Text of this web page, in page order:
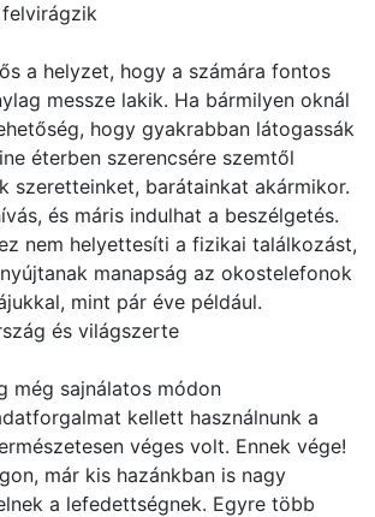
a helyzet, hogy a számára fontos
messze lakik. Ha bármilyen oknál
hogy gyakrabban látogassák
éterben szerencsére szemtől
szeretteinket, barátainkat akármikor.
és máris indulhat a beszélgetés.
nem helyettesíti a fizikai találkozást,
manapság az okostelefonok
mint pár éve például.
és világszerte
még sajnálatos módon
kellett használnunk a
véges volt. Ennek vége!
már kis hazánkban is nagy
a lefedettségnek. Egyre több